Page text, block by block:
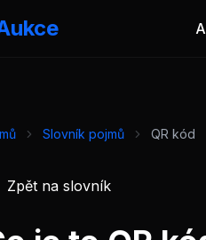
Slovník pojmů QR kód
Zpět na slovník